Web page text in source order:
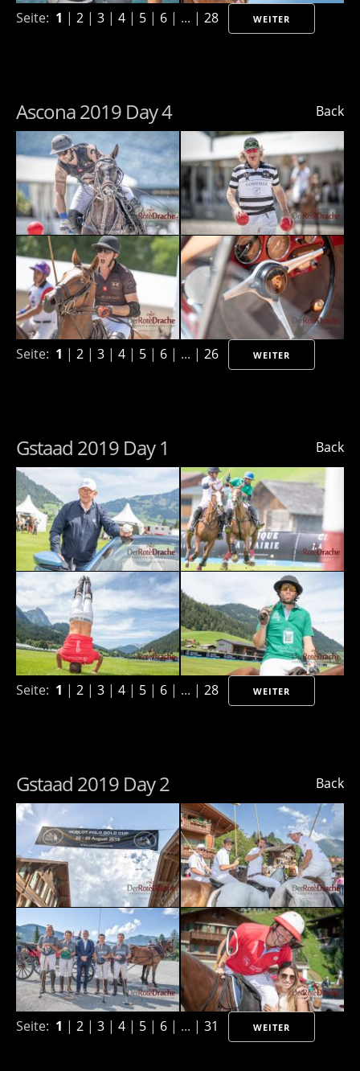
Seite: 1 | 2 | 3 | 4 | 5 | 6 | ... | 28 WEITER
Back
Ascona 2019 Day 4
Seite: 1 | 2 | 3 | 4 | 5 | 6 | ... | 26 WEITER
Back
Gstaad 2019 Day 1
Seite: 1 | 2 | 3 | 4 | 5 | 6 | ... | 28 WEITER
Back
Gstaad 2019 Day 2
Seite: 1 | 2 | 3 | 4 | 5 | 6 | ... | 31 WEITER